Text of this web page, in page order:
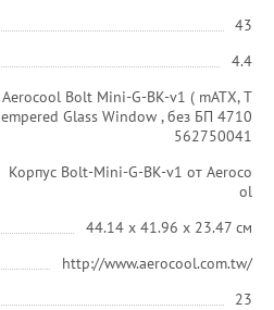
43
4.4
Aerocool Bolt Mini-G-BK-v1 ( mATX, T
empered Glass Window , без БП 4710
562750041
Корпус Bolt-Mini-G-BK-v1 от Aeroco
ol
44.14 x 41.96 x 23.47 см
http://www.aerocool.com.tw/
23